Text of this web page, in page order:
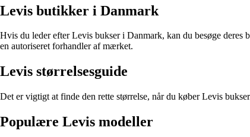
Levis butikker i Danmark
Hvis du leder efter Levis bukser i Danmark, kan du besøge
en autoriseret forhandler af mærket.
Levis størrelsesguide
Det er vigtigt at finde den rette størrelse, når du køber Levis
Populære Levis modeller